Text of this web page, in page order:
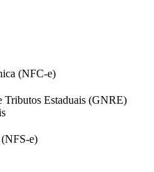
(NFC-e)
Tributos Estaduais (GNRE)
e)